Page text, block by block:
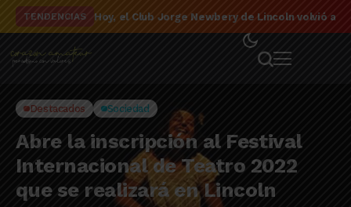
TENDENCIAS El detalle de la campaña de El Linqueño en el
Destacados Sociedad
Abre la inscripción al Festival
Internacional de Teatro 2022
que se realizará en Lincoln